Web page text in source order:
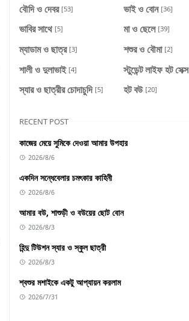
বৌদি ও দেবর [53] ভাই ও বোন [36]
ভাবির সাথে [5] মা ও ছেলে [39]
ম্যাডাম ও ছাত্র [3] শশুর ও বৌমা [2]
শালী ও দুলাভাই [4] স্টুডেন্ট লাইফ হট সেক্স
স্যার ও ছাত্রীর চোদাচুদি [5] হট বউ [20]
RECENT POST
কাজের মেয়ে সুমিকে দেওয়া আমার উপহার
2026/8/6
একদিন সন্ধেবেলার চমৎকার কাহিনী
2026/8/6
আমার বউ, শাশুড়ী ও বউয়ের ছোট বোন
2026/8/3
হিন্দু টিউশন স্যার ও স্কুল ছাত্রী
2026/8/3
শ্বশুর মশাইকে একটু আপ্যায়ন করলাম
2026/7/31